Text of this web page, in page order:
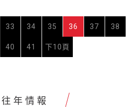
33 34 35 36 37 38
40 41 下10頁
往年情報